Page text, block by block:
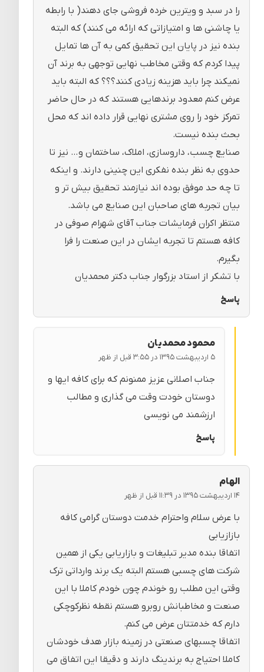
را در سبد و ویترین خرده فروشی جای دهند( با رابطه
یا چاشنی ها و امتیازاتی که ارائه می کنند) که البته
بنده نیز در پایان این تحقیق کمی به آن ها تمایل
پیدا کردم که وقتی مخاطب نهایی توجهی به برند آن
نمیکند چرا باید هزینه زیادی کنند؟؟؟ که البته باید
عرض کنم معدود برندهایی هستند که در حال حاضر
تمرکز خود را روی مشتری نهایی قرار داده اند که محل
بحث بنده نیست.
صنایع چسب، داروسازی، املاک، ساختمان و… نیز تا
حدوی به نظر بنده نفکری این چنینی دارند. و اینکه
تا چه حد موفق بوده اند نیازمند تحقیق بیش تر و
بیان تجربه های صاحبان این صنایع می باشد.
منتظر اکران فرمایشات جناب آقای شهرام صوفی در
کافه هستم تا تجربه ایشان در این صنعت را فرا
بگیرم.
با تشکر از استاد بزرگوار جناب دکتر محمدیان
پاسخ
محمود محمدیان
۵ اردیبهشت ۱۳۹۵ در ۳:۵۵ قبل از ظهر
جناب اصلانی عزیز ممنونم که برای کافه ایها و
دوستان خودت وقت می گذاری و مطالب
ارزشمند می نویسی
پاسخ
الهام
۱۴ اردیبهشت ۱۳۹۵ در ۱۱:۳۹ قبل از ظهر
با عرض سلام واحترام خدمت دوستان گرامی کافه
بازازیابی
اتفاقا بنده مدیر تبلیغات و بازاریابی یکی از همین
شرکت های چسبی هستم البته یک برند وارداتی ترک
وقتی این مطلب رو خوندم چون خودم کاملا با این
صنعت و مخاطبانش روبرو هستم نقطه نظرکوچکی
دارم که خدمتتان عرض می کنم.
اتفاقا چسبهای صنعتی در زمینه بازار هدف خودشان
کاملا احتیاج به برندینگ دارند و دقیقا این اتفاق می